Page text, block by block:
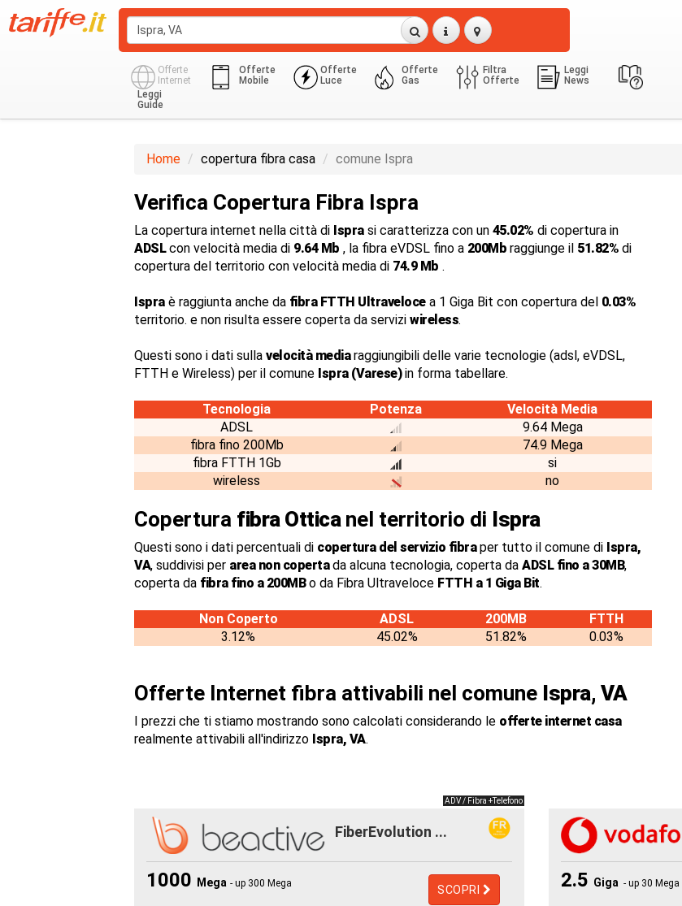
Offerte
Internet
Offerte
Mobile
Offerte
Luce
Offerte
Gas
Filtra
Offerte
Leggi
News
Leggi
Guide
Home copertura fibra casa comune Ispra
Verifica Copertura Fibra Ispra
La copertura internet nella città di Isprasi caratterizza con un 45.02% di copertura in
ADSLcon velocità media di 9.64 Mb , la fibra eVDSL fino a 200Mb raggiunge il 51.82% di
copertura del territorio con velocità media di 74.9 Mb .
Ispraè raggiunta anche da fibra FTTH Ultravelocea 1 Giga Bit con copertura del 0.03%
territorio. e non risulta essere coperta da servizi wireless.
Questi sono i dati sulla velocità mediaraggiungibili delle varie tecnologie (adsl, eVDSL,
FTTH e Wireless) per il comune Ispra (Varese)in forma tabellare.
Tecnologia Potenza
Velocità Media
ADSL
9.64 Mega
fibra fino 200Mb
74.9 Mega
fibra FTTH 1Gb
si
wireless
no
Copertura fibra Otticanel territorio di Ispra
Questi sono i dati percentuali di copertura del servizio fibraper tutto il comune di Ispra,
VA, suddivisi per area non copertada alcuna tecnologia, coperta da ADSL fino a 30MB,
coperta da fibra fino a 200MBo da Fibra Ultraveloce FTTH a 1 Giga Bit.
Non Coperto ADSL 200MB
FTTH
3.12%
45.02% 51.82% 0.03%
Offerte Internet fibra attivabili nel comune Ispra, VA
I prezzi che ti stiamo mostrando sono calcolati considerando le offerte internet casa
realmente attivabili all'indirizzo Ispra, VA.
ADV / Fibra +Telefono
FiberEvolution ...
1000 Mega - up 300 Mega SCOPRI 2.5 Giga - up 30 Mega